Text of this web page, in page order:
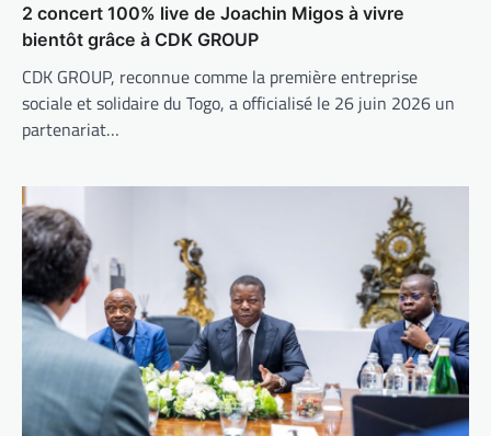
2 concert 100% live de Joachin Migos à vivre
bientôt grâce à CDK GROUP
CDK GROUP, reconnue comme la première entreprise
sociale et solidaire du Togo, a officialisé le 26 juin 2026 un
partenariat…